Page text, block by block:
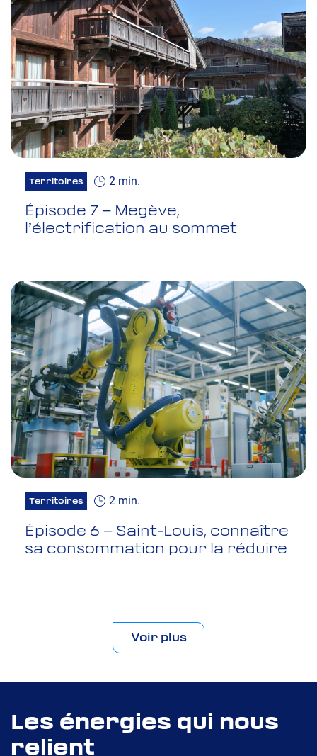
Territoires 2 min.
Épisode 7 – Megève,
l’électrification au sommet
Territoires 2 min.
Épisode 6 – Saint-Louis, connaître
sa consommation pour la réduire
Voir plus
Les énergies qui nous
relient